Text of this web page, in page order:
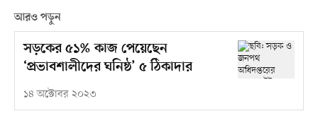
আরও পড়ুন
সড়কের ৫১% কাজ পেয়েছেন
‘প্রভাবশালীদের ঘনিষ্ঠ’ ৫ ঠিকাদার
১৪ অক্টোবর ২০২৩